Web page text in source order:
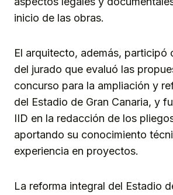
inicio de las obras.
El arquitecto, además, participó
del jurado que evaluó las
concurso para la ampliación y
del Estadio de Gran Canaria, y
IID en la redacción de los
aportando su conocimiento
experiencia en proyectos.
La reforma integral del Estadio